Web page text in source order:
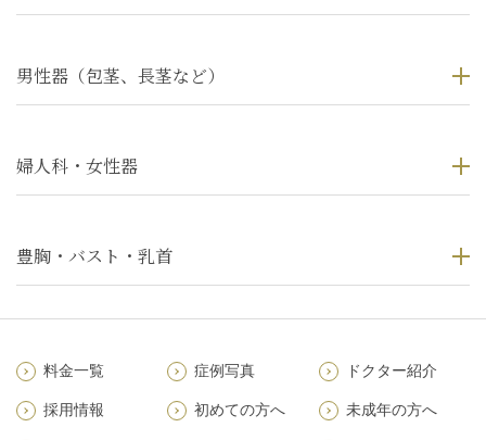
男性器（包茎、長茎など）
婦人科・女性器
豊胸・バスト・乳首
料金一覧 症例写真 ドクター紹介
採用情報 初めての方へ 未成年の方へ